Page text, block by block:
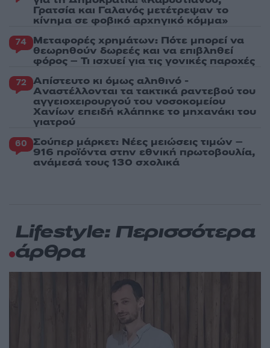
Γρατσία και Γαλανός μετέτρεψαν το
κίνημα σε φοβικό αρχηγικό κόμμα»
74 Μεταφορές χρημάτων: Πότε μπορεί να
θεωρηθούν δωρεές και να επιβληθεί
φόρος – Τι ισχυεί για τις γονικές παροχές
72 Απίστευτο κι όμως αληθινό -
Aναστέλλονται τα τακτικά ραντεβού του
αγγειοχειρουργού του νοσοκομείου
Χανίων επειδή κλάπηκε το μηχανάκι του
γιατρού
60 Σούπερ μάρκετ: Νέες μειώσεις τιμών –
916 προϊόντα στην εθνική πρωτοβουλία,
ανάμεσά τους 130 σχολικά
Lifestyle: Περισσότερα
άρθρα